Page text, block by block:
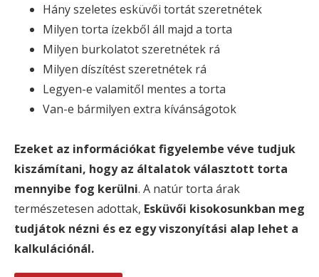
Hány szeletes esküvői tortát szeretnétek
Milyen torta ízekből áll majd a torta
Milyen burkolatot szeretnétek rá
Milyen díszítést szeretnétek rá
Legyen-e valamitől mentes a torta
Van-e bármilyen extra kívánságotok
Ezeket az információkat figyelembe véve tudjuk
kiszámítani, hogy az általatok választott torta
mennyibe fog kerülni. A natúr torta árak
természetesen adottak, Esküvői kisokosunkban meg
tudjátok nézni és ez egy viszonyítási alap lehet a
kalkulációnál.